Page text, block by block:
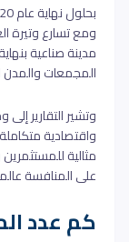
المجمعات والمدن
واقتصادية
مثالية
على المنافسة
كم عدد